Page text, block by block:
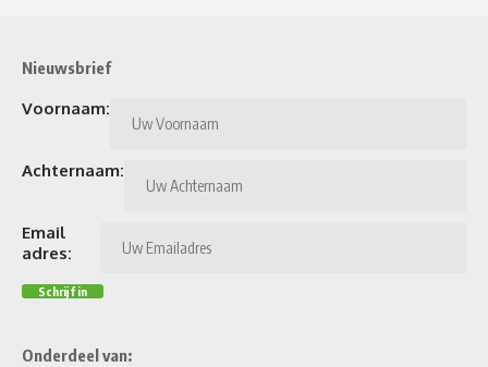
Nieuwsbrief
Voornaam:
Achternaam:
Email
adres:
Onderdeel van: